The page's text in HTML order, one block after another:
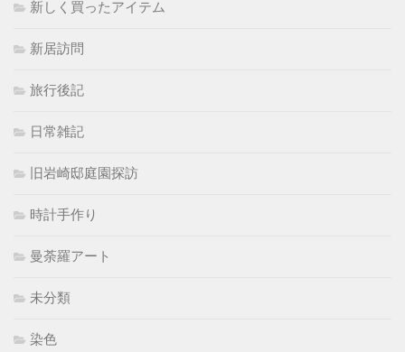
新しく買ったアイテム
新居訪問
旅行後記
日常雑記
旧岩崎邸庭園探訪
時計手作り
曼荼羅アート
未分類
染色